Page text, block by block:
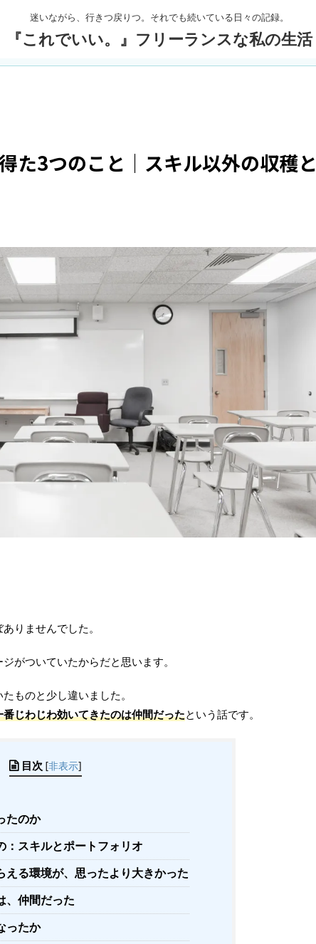
迷いながら、行きつ戻りつ。それでも続いている日々の記録。
『これでいい。』フリーランスな私の生活
た3つのこと｜スキル以外の収穫と
りませんでした。
がついていたからだと思います。
ものと少し違いました。
じわじわ効いてきたのは仲間だったという話です。
目次 [非表示]
たのか
：スキルとポートフォリオ
える環境が、思ったより大きかった
、仲間だった
ったか